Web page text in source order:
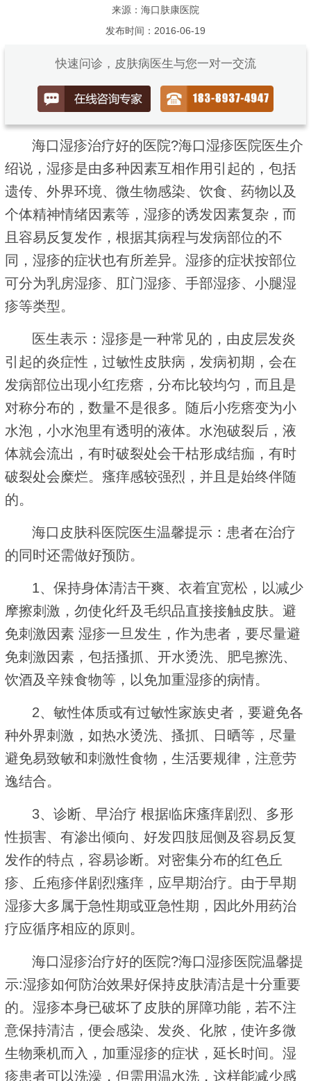
来源：海口肤康医院
发布时间：2016-06-19
快速问诊，皮肤病医生与您一对一交流
海口湿疹治疗好的医院?海口湿疹医院医生介
绍说，湿疹是由多种因素互相作用引起的，包括
遗传、外界环境、微生物感染、饮食、药物以及
个体精神情绪因素等，湿疹的诱发因素复杂，而
且容易反复发作，根据其病程与发病部位的不
同，湿疹的症状也有所差异。湿疹的症状按部位
可分为乳房湿疹、肛门湿疹、手部湿疹、小腿湿
疹等类型。
医生表示：湿疹是一种常见的，由皮层发炎
引起的炎症性，过敏性皮肤病，发病初期，会在
发病部位出现小红疙瘩，分布比较均匀，而且是
对称分布的，数量不是很多。随后小疙瘩变为小
水泡，小水泡里有透明的液体。水泡破裂后，液
体就会流出，有时破裂处会干枯形成结痂，有时
破裂处会糜烂。瘙痒感较强烈，并且是始终伴随
的。
海口皮肤科医院医生温馨提示：患者在治疗
的同时还需做好预防。
1、保持身体清洁干爽、衣着宜宽松，以减少
摩擦刺激，勿使化纤及毛织品直接接触皮肤。避
免刺激因素 湿疹一旦发生，作为患者，要尽量避
免刺激因素，包括搔抓、开水烫洗、肥皂擦洗、
饮酒及辛辣食物等，以免加重湿疹的病情。
2、敏性体质或有过敏性家族史者，要避免各
种外界刺激，如热水烫洗、搔抓、日晒等，尽量
避免易致敏和刺激性食物，生活要规律，注意劳
逸结合。
3、诊断、早治疗 根据临床瘙痒剧烈、多形
性损害、有渗出倾向、好发四肢屈侧及容易反复
发作的特点，容易诊断。对密集分布的红色丘
疹、丘疱疹伴剧烈瘙痒，应早期治疗。由于早期
湿疹大多属于急性期或亚急性期，因此外用药治
疗应循序相应的原则。
海口湿疹治疗好的医院?海口湿疹医院温馨提
示:湿疹如何防治效果好保持皮肤清洁是十分重要
的。湿疹本身已破坏了皮肤的屏障功能，若不注
意保持清洁，便会感染、发炎、化脓，使许多微
生物乘机而入，加重湿疹的症状，延长时间。湿
疹患者可以洗澡，但需用温水洗，这样能减少感